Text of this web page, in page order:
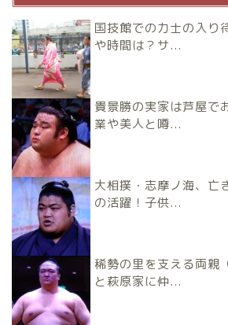
国技館での力士の入り
や時間は？サ...
貴景勝の実家は芦屋で
業や美人と噂...
大相撲・志摩ノ海、亡
の活躍！子供...
稀勢の里を支える両親
と萩原家に仲...